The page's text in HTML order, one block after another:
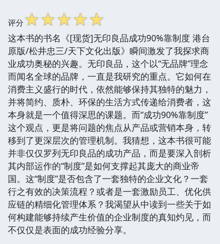
评分☆☆☆☆☆
这本书的书名《[现货]无印良品成功90%靠制度 港台
原版/松井忠三/天下文化出版》瞬间激发了我探求商
业成功奥秘的兴趣。无印良品，这个以“无品牌”理念
而闻名全球的品牌，一直是我研究的重点。它如何在
消费主义盛行的时代，依然能够保持其独特的魅力，
并将简约、质朴、环保的生活方式传递给消费者，这
本身就是一个值得深思的课题。而“成功90%靠制度”
这个观点，更是将问题的焦点从产品或营销本身，转
移到了更深层次的管理机制。我猜想，这本书很可能
并非仅仅罗列无印良品的成功产品，而是要深入剖析
其内部运作的“制度”是如何支撑起其庞大的商业帝
国。这“制度”是否包含了一套独特的企业文化？一套
行之有效的决策流程？或者是一套激励员工、优化供
应链的精细化管理体系？我渴望从中读到一些关于如
何构建能够持续产生价值的企业制度的真知灼见，而
不仅仅是表面的成功经验分享。